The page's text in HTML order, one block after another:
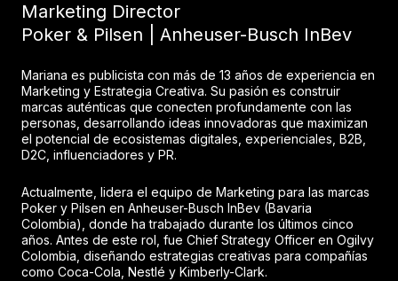
Marketing Director
Poker & Pilsen | Anheuser-Busch InBev
Mariana es publicista con más de 13 años de experiencia en
Marketing y Estrategia Creativa. Su pasión es construir
marcas auténticas que conecten profundamente con las
personas, desarrollando ideas innovadoras que maximizan
el potencial de ecosistemas digitales, experienciales, B2B,
D2C, influenciadores y PR.
Actualmente, lidera el equipo de Marketing para las marcas
Poker y Pilsen en Anheuser-Busch InBev (Bavaria
Colombia), donde ha trabajado durante los últimos cinco
años. Antes de este rol, fue Chief Strategy Officer en Ogilvy
Colombia, diseñando estrategias creativas para compañías
como Coca-Cola, Nestlé y Kimberly-Clark.